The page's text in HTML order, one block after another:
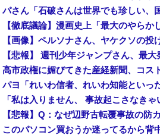
【画像】ペルソナさん、ヤケクソの投
このパソコン買おうか迷ってるから背